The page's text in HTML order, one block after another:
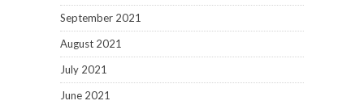
September 2021
August 2021
July 2021
June 2021